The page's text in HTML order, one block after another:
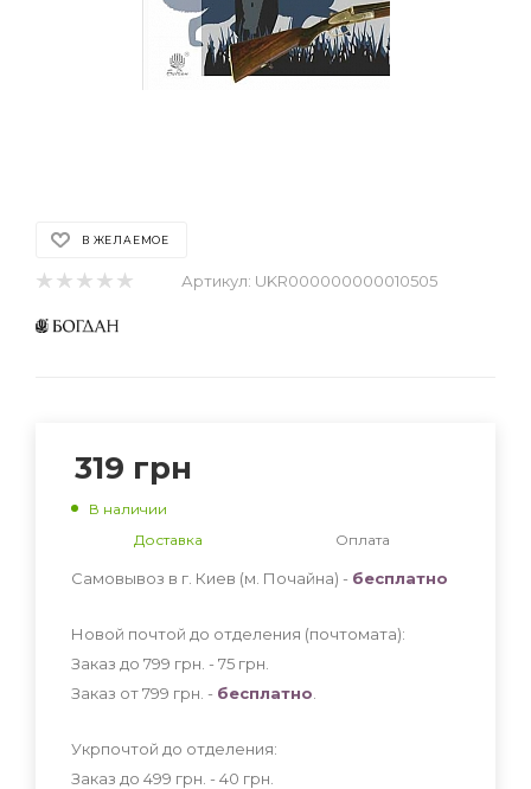
В ЖЕЛАЕМОЕ
Артикул: UKR000000000010505
319 грн
В наличии
Доставка
Оплата
Самовывоз в г. Киев (м. Почайна) - бесплатно
Новой почтой до отделения (почтомата):
Заказ до 799 грн. - 75 грн
Заказ от 799 грн. - бесплатно
Укрпочтой до отделения:
Заказ до 499 грн. - 40 грн